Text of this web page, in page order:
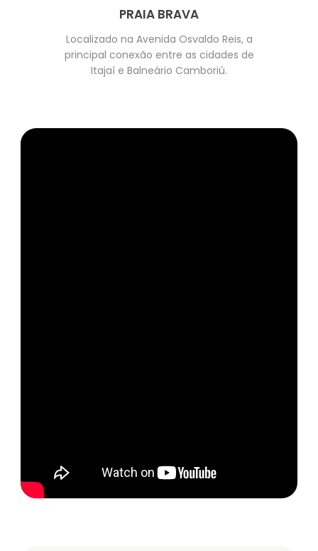
PRAIA BRAVA
Localizado na Avenida Osvaldo Reis, a
principal conexão entre as cidades de
Itajaí e Balneário Camboriú.